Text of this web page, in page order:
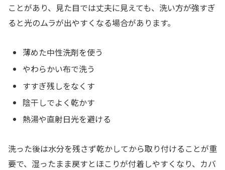
ことがあり、見た目では丈夫に見えても、洗い方が強すぎ
ると光のムラが出やすくなる場合があります。
薄めた中性洗剤を使う
やわらかい布で洗う
すすぎ残しをなくす
陰干しでよく乾かす
熱湯や直射日光を避ける
洗った後は水分を残さず乾かしてから取り付けることが重
要で、湿ったまま戻すとほこりが付着しやすくなり、カバ